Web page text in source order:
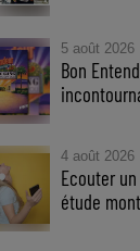
5 août 2026
Bon
4 août 2026
Ecouter
étude